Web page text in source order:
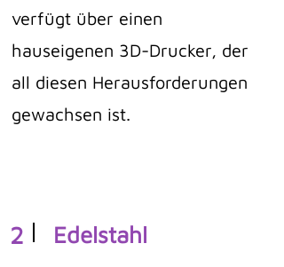
verfügt über einen
hauseigenen 3D-Drucker, der
all diesen Herausforderungen
gewachsen ist.
2 Edelstahl